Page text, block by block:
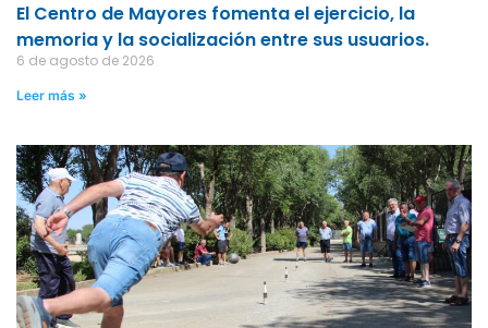
El Centro de Mayores fomenta el ejercicio, la
memoria y la socialización entre sus usuarios.
6 de agosto de 2026
Leer más »